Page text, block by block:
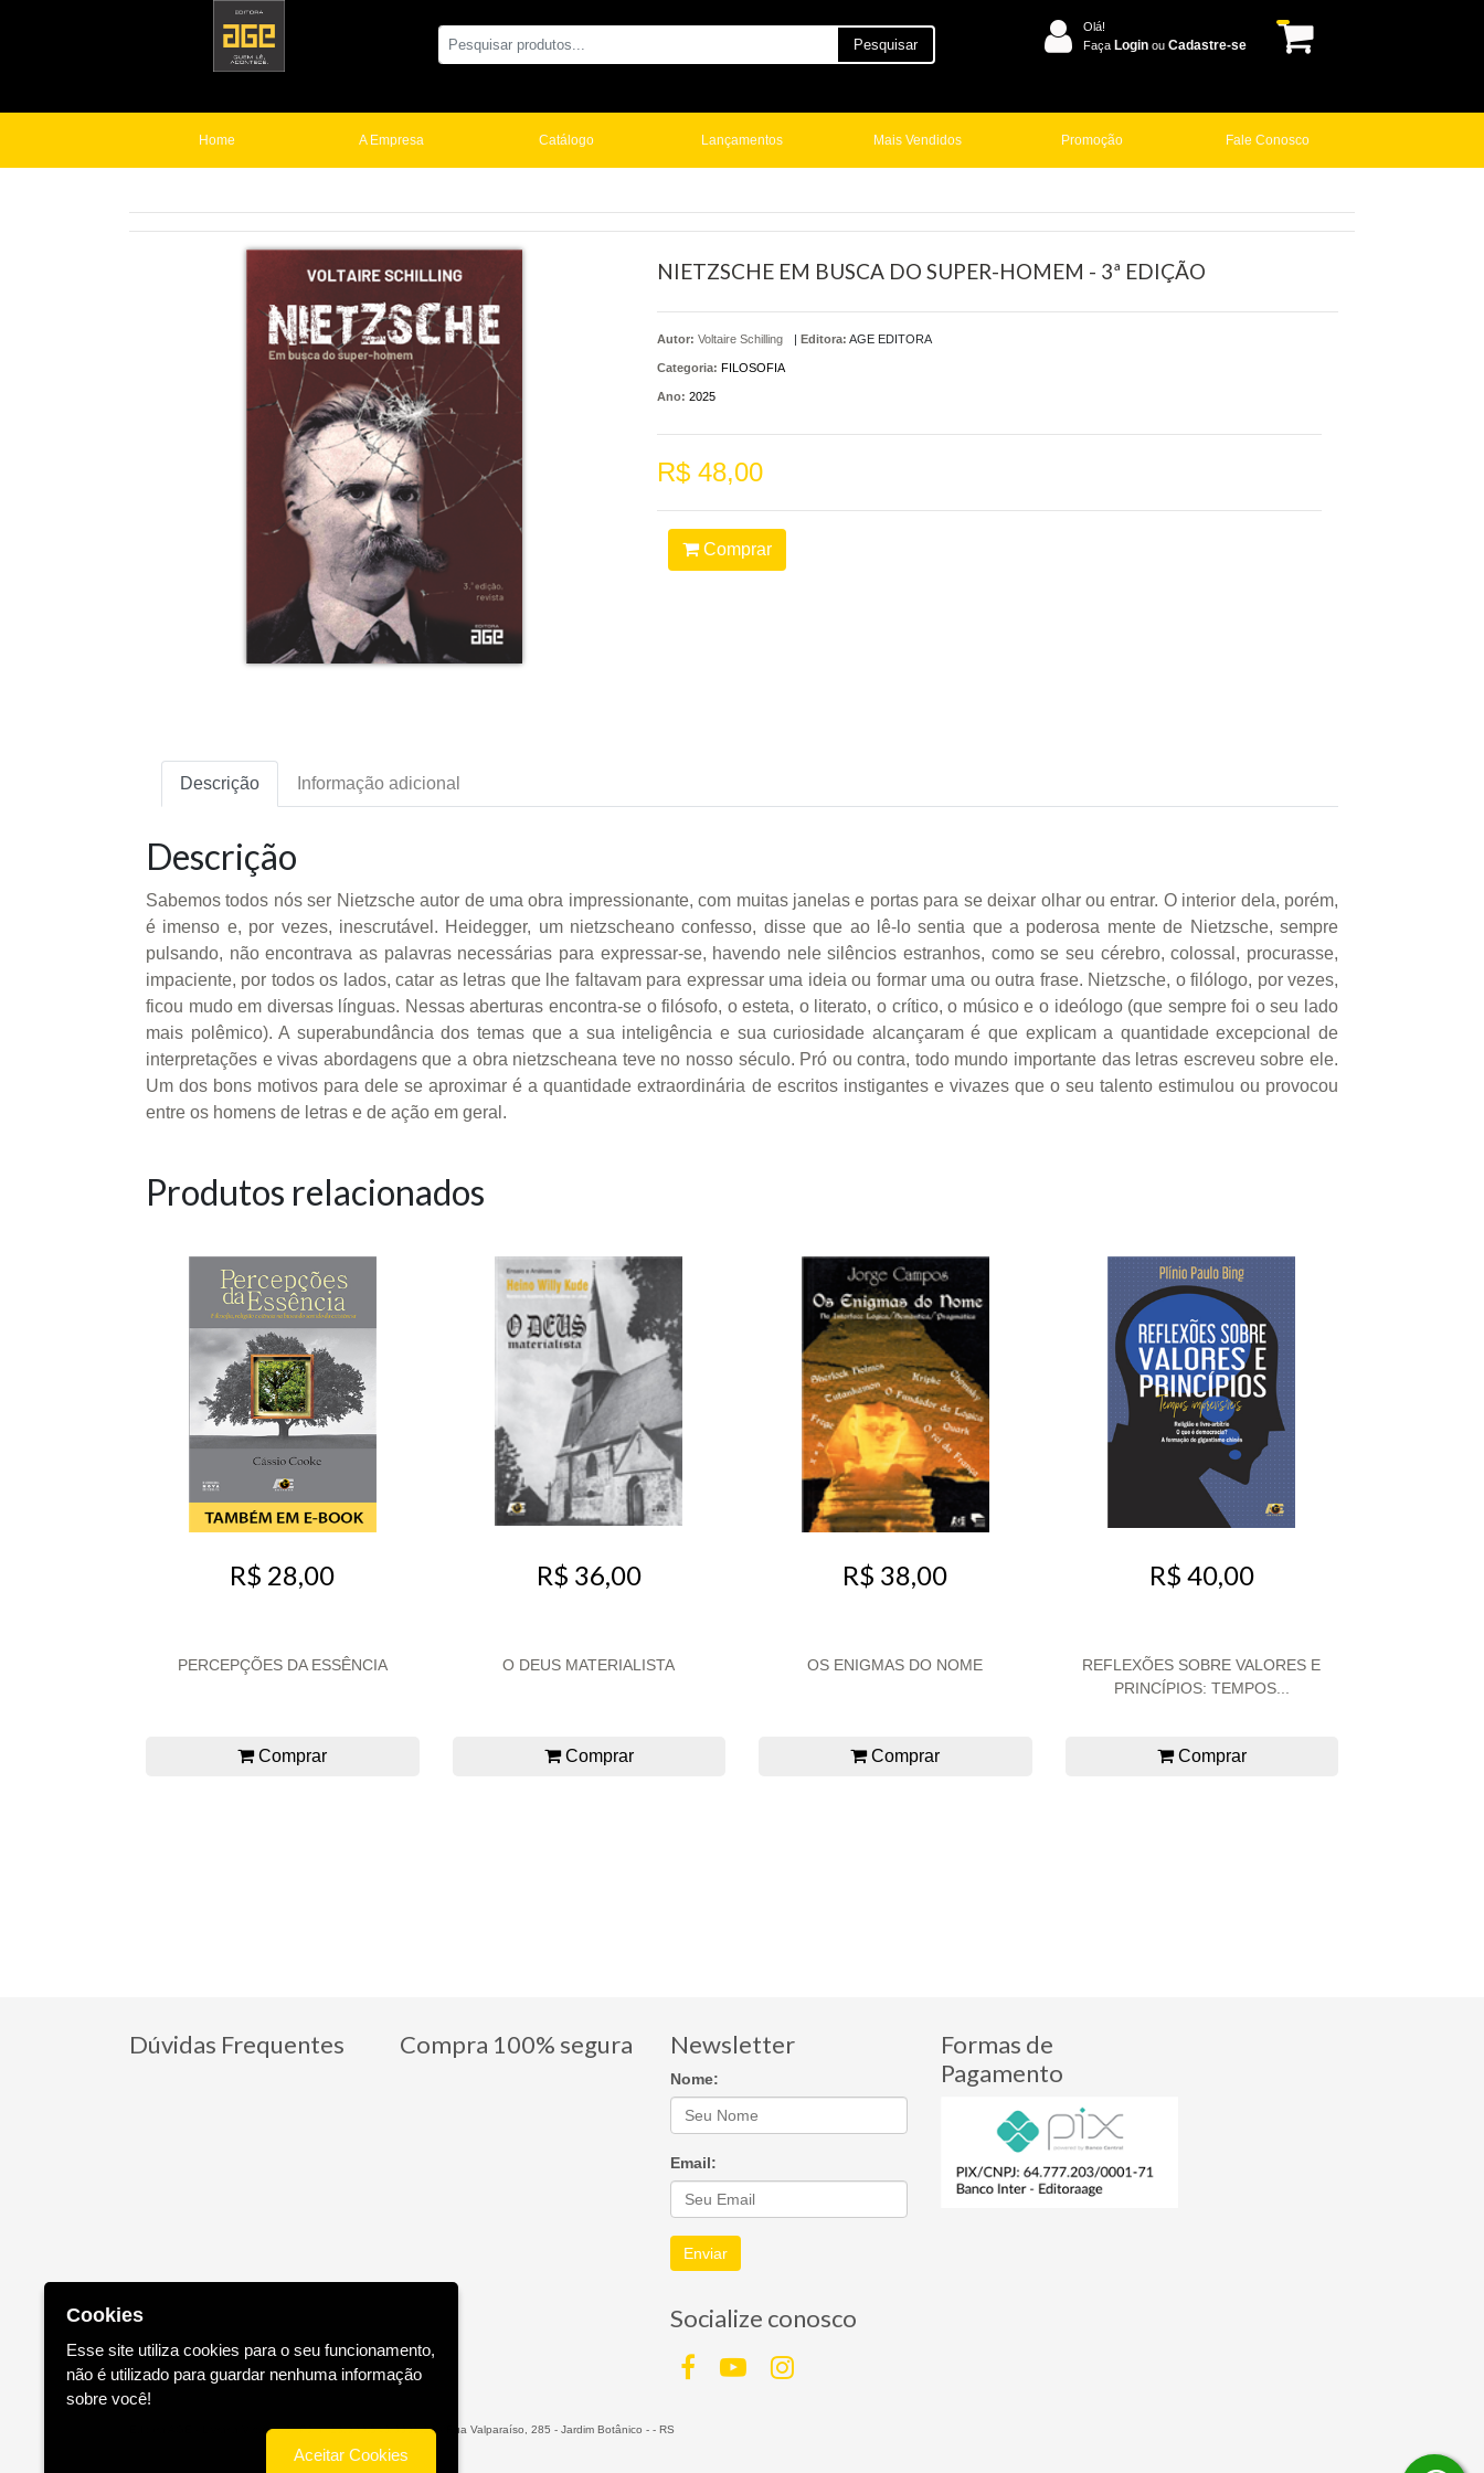
Pesquisar
Olá!
Faça Login ou Cadastre-se
Home A Empresa Catálogo Lançamentos Mais Vendidos Promoção Fale Conosco
NIETZSCHE EM BUSCA DO SUPER-HOMEM - 3ª EDIÇÃO
Autor: Voltaire Schilling | Editora: AGE EDITORA
Categoria: FILOSOFIA
Ano: 2025
R$ 48,00
Comprar
Descrição Informação adicional
Descrição
Sabemos todos nós ser Nietzsche autor de uma obra impressionante, com muitas janelas e portas para se deixar olhar ou entrar. O interior dela, porém,
é imenso e, por vezes, inescrutável. Heidegger, um nietzscheano confesso, disse que ao lê-lo sentia que a poderosa mente de Nietzsche, sempre
pulsando, não encontrava as palavras necessárias para expressar-se, havendo nele silêncios estranhos, como se seu cérebro, colossal, procurasse,
impaciente, por todos os lados, catar as letras que lhe faltavam para expressar uma ideia ou formar uma ou outra frase. Nietzsche, o filólogo, por vezes,
ficou mudo em diversas línguas. Nessas aberturas encontra-se o filósofo, o esteta, o literato, o crítico, o músico e o ideólogo (que sempre foi o seu lado
mais polêmico). A superabundância dos temas que a sua inteligência e sua curiosidade alcançaram é que explicam a quantidade excepcional de
interpretações e vivas abordagens que a obra nietzscheana teve no nosso século. Pró ou contra, todo mundo importante das letras escreveu sobre ele.
Um dos bons motivos para dele se aproximar é a quantidade extraordinária de escritos instigantes e vivazes que o seu talento estimulou ou provocou
entre os homens de letras e de ação em geral.
Produtos relacionados
R$ 28,00
PERCEPÇÕES DA ESSÊNCIA
Comprar
R$ 36,00
O DEUS MATERIALISTA
Comprar
R$ 38,00
OS ENIGMAS DO NOME
Comprar
R$ 40,00
REFLEXÕES SOBRE VALORES E
PRINCÍPIOS: TEMPOS...
Comprar
Dúvidas Frequentes Compra 100% segura Newsletter
Nome:
Email:
Enviar
Socialize conosco
Formas de
Pagamento
Editora AGE - Livraria Virtual - CNPJ n° 13.099.540/0001-16 - Rua Valparaíso, 285 - Jardim Botânico - - RS
Cookies
Esse site utiliza cookies para o seu funcionamento,
não é utilizado para guardar nenhuma informação
sobre você!
Aceitar Cookies